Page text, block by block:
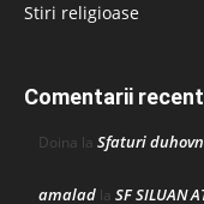
Stiri religioase
Comentarii
Doina la Sfaturi
amalad la SF SILUAN